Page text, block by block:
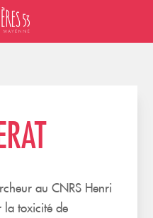
au CNRS Henri
la toxicité de